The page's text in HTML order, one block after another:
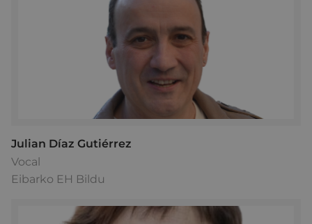
Julian Díaz Gutiérrez
Vocal
Eibarko EH Bildu